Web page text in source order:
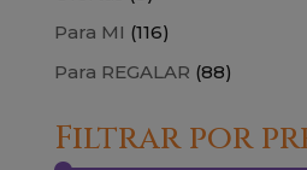
Para MI (116)
Para REGALAR (88)
Filtrar por